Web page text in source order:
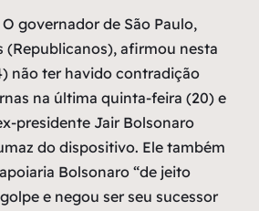
O governador de São Paulo,
(Republicanos), afirmou nesta
não ter havido contradição
na última quinta-feira (20) e
presidente Jair Bolsonaro
do dispositivo. Ele também
Bolsonaro “de jeito
e negou ser seu sucessor